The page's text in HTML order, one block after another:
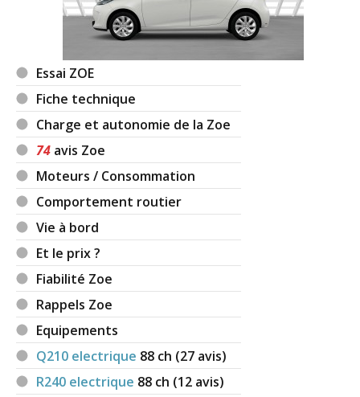
Essai ZOE
Fiche technique
Charge et autonomie de la Zoe
74 avis Zoe
Moteurs / Consommation
Comportement routier
Vie à bord
Et le prix ?
Fiabilité Zoe
Rappels Zoe
Equipements
Q210 electrique 88 ch (27 avis)
R240 electrique 88 ch (12 avis)